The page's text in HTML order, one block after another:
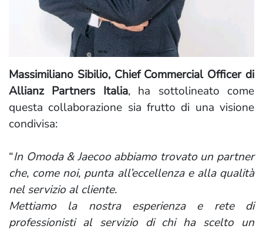
Massimiliano Sibilio, Chief Commercial Officer di
Allianz Partners Italia, ha sottolineato come
questa collaborazione sia frutto di una visione
condivisa:
“In Omoda & Jaecoo abbiamo trovato un partner
che, come noi, punta all’eccellenza e alla qualità
nel servizio al cliente.
Mettiamo la nostra esperienza e rete di
professionisti al servizio di chi ha scelto un